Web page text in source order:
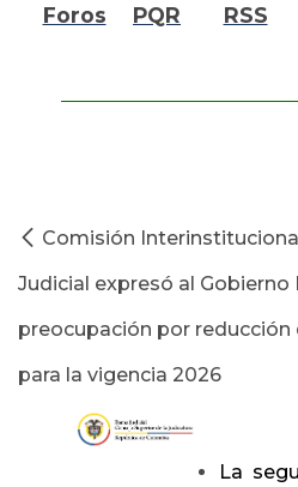
Foros PQR RSS
Comisión
Judicial expresó al Gobierno
preocupación por
para la vigencia 2026
La